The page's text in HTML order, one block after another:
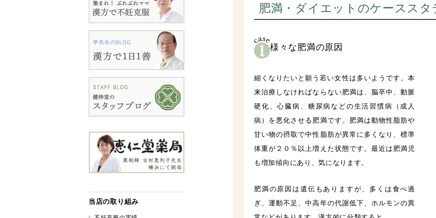
肥満・ダイエットのケーススタ
様々な肥満の原因
細くなりたいと願う若い女性は多いようです。本
来治療しなければならない肥満は、脳卒中、動脈
硬化、心臓病、糖尿病などの生活習慣病（成人
病）を悪化させる肥満です。肥満は動物性脂肪や
甘い物の摂取で中性脂肪が異常に多くなり、標準
体重が２０％以上増えた状態です。最近は肥満児
も増加傾向にあり、気になります。
肥満の原因は遺伝もありますが、多くは食べ過
ぎ、運動不足、中高年の代謝低下、ホルモンの異
当店の取り組み